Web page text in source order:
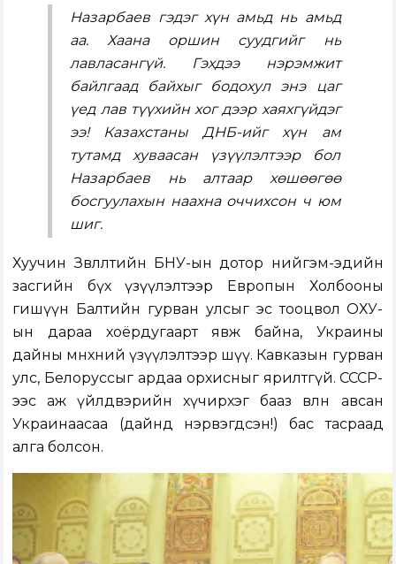
Назарбаев гэдэг хүн амьд нь амьд
аа. Хаана оршин суудгийг нь
лавласангүй. Гэхдээ нэрэмжит
байлгаад байхыг бодохул энэ цаг
үед лав түүхийн хог дээр хаяхгүйдэг
ээ! Казахстаны ДНБ-ийг хүн ам
тутамд хуваасан үзүүлэлтээр бол
Назарбаев нь алтаар хөшөөгөө
босгуулахын наахна оччихсон ч юм
шиг.
Хуучин Зөвлөлтийн БНУ-ын дотор нийгэм-эдийн
засгийн бүх үзүүлэлтээр Европын Холбооны
гишүүн Балтийн гурван улсыг эс тооцвол ОХУ-
ын дараа хоёрдугаарт явж байна, Украины
дайны өмнөхний үзүүлэлтээр шүү. Кавказын гурван
улс, Белоруссыг ардаа орхисныг ярилтгүй. СССР-
ээс аж үйлдвэрийн хүчирхэг бааз өвлөн авсан
Украинаасаа (дайнд нэрвэгдсэн!) бас тасраад
алга болсон.